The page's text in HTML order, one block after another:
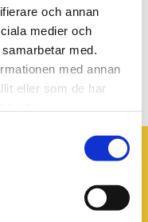
och annan
medier och
med.
med annan
eller som de har